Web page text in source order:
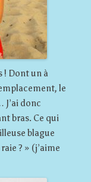
! Dont un à
le
J’ai donc
bras. Ce qui
blague
? » (j’aime